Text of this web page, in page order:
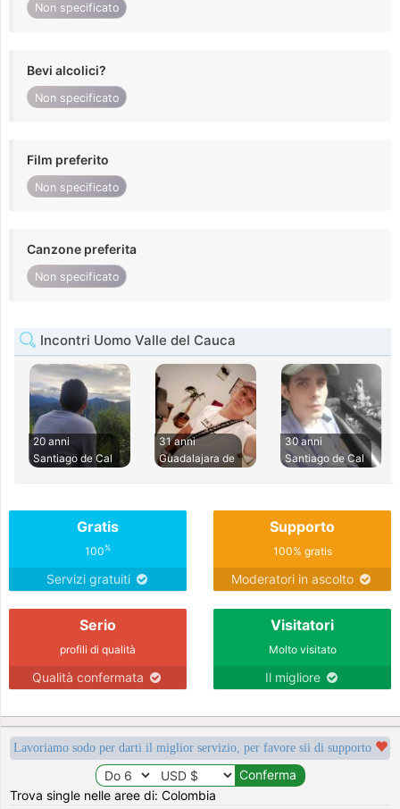
Non specificato
Bevi alcolici?
Non specificato
Film preferito
Non specificato
Canzone preferita
Non specificato
Incontri Uomo Valle del Cauca
20 anni
Santiago de Cal
31 anni
Guadalajara de
30 anni
Santiago de Cal
Gratis
100%
Servizi gratuiti
Supporto
100% gratis
Moderatori in ascolto
Serio
profili di qualità
Qualità confermata
Visitatori
Molto visitato
Il migliore
Lavoriamo sodo per darti il miglior servizio, per favore sii di supporto
Trova single nelle aree di: Colombia